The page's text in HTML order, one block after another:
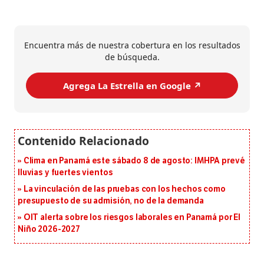
Encuentra más de nuestra cobertura en los resultados
de búsqueda.
Agrega La Estrella en Google ↗️
Clima en Panamá este sábado 8 de agosto: IMHPA prevé
lluvias y fuertes vientos
La vinculación de las pruebas con los hechos como
presupuesto de su admisión, no de la demanda
OIT alerta sobre los riesgos laborales en Panamá por El
Niño 2026-2027